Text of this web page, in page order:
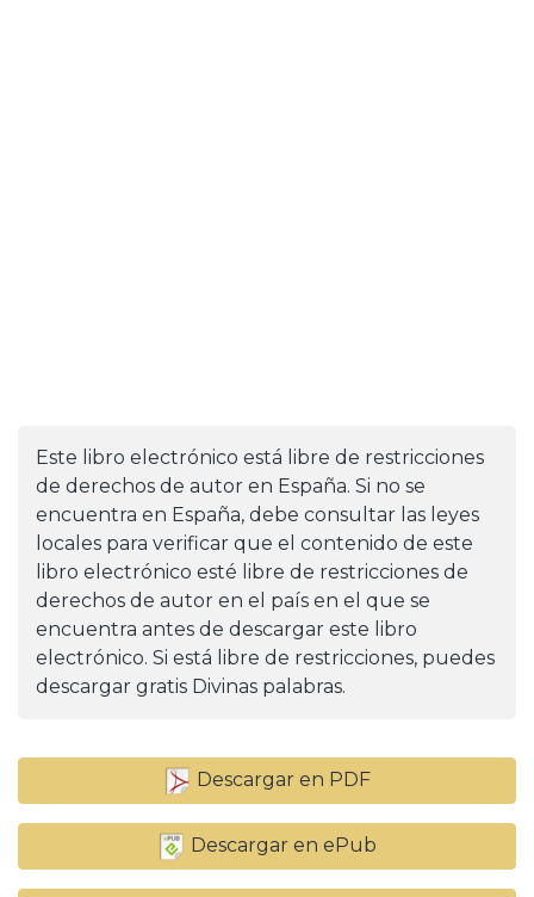
Este libro electrónico está libre de restricciones
de derechos de autor en España. Si no se
encuentra en España, debe consultar las leyes
locales para verificar que el contenido de este
libro electrónico esté libre de restricciones de
derechos de autor en el país en el que se
encuentra antes de descargar este libro
electrónico. Si está libre de restricciones, puedes
descargar gratis Divinas palabras.
Descargar en PDF
Descargar en ePub